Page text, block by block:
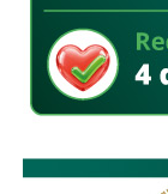
“Es la empresa
locales
de indefensión”,
Respecto a la
estado,